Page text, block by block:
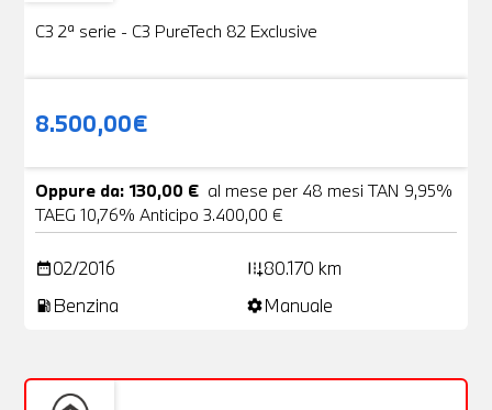
C3 2ª serie - C3 PureTech 82 Exclusive
8.500,00€
Oppure da: 130,00 € al mese per 48 mesi TAN 9,95%
TAEG 10,76% Anticipo 3.400,00 €
date_range02/2016 add_road80.170 km
local_gas_station Benzina settingsManuale